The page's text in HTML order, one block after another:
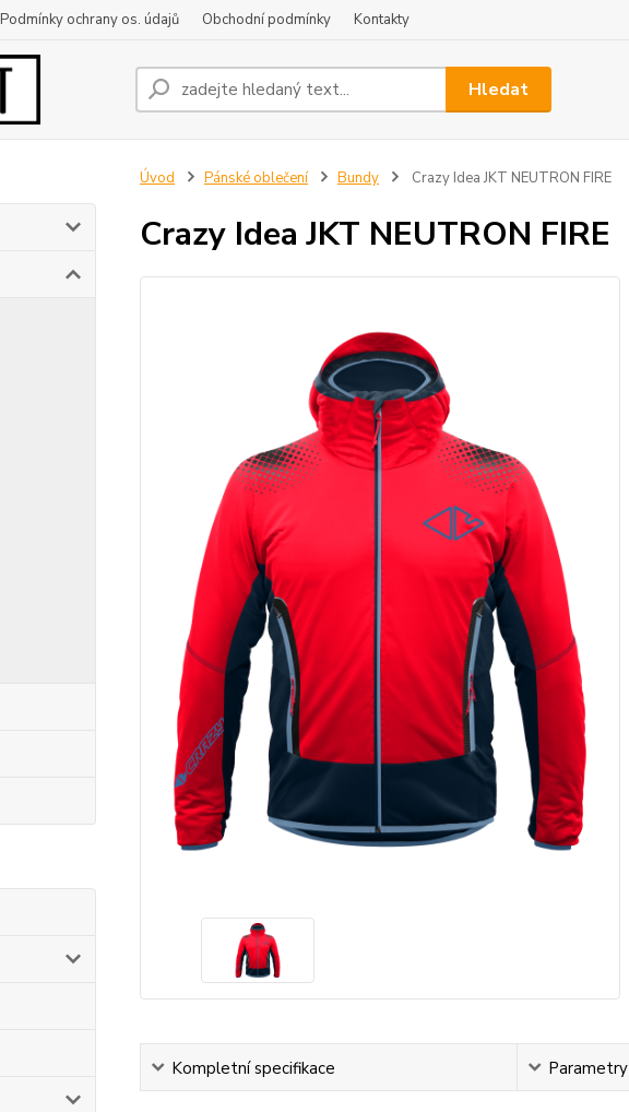
Podmínky ochrany os. údajů Obchodní podmínky Kontakty
Hledat
Úvod Pánské oblečení Bundy Crazy Idea JKT NEUTRON FIRE
Crazy Idea JKT NEUTRON FIRE
Kompletní specifikace Parametry